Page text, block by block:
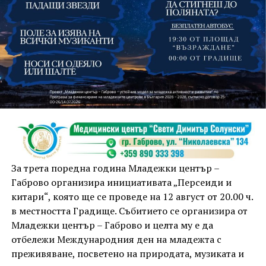
На 13 август организаторите са предвидили
занимания и за здрав дух, и за здраво тяло.
Инструкторката по пилатес и йога Йоанна Петрова
от FitLab ще се погрижи за добрия тонус с групова
тренировка от 19.00 ч., а след това ще има мозъчна
атака с куиз вечер за обща култура. Вечерта ще
приключи с прожекция на новия български
комедиен филм „Брънч за начинаещи“ – в парка,
под звездното дряновско небе.
За трета поредна година Младежки център –
Габрово организира инициативата „Персеиди и
китари“, която ще се проведе на 12 август от 20.00 ч.
в местността Градище. Събитието се организира от
Младежки център – Габрово и целта му е да
отбележи Международния ден на младежта с
преживяване, посветено на природата, музиката и